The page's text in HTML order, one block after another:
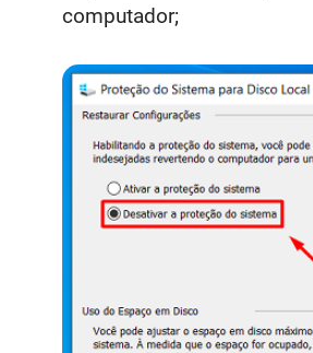
computador;